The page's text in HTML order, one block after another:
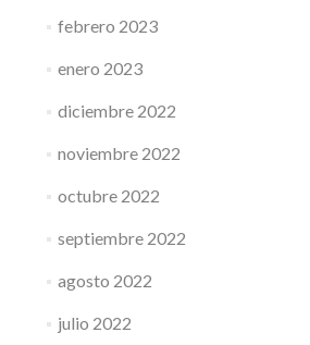
febrero 2023
enero 2023
diciembre 2022
noviembre 2022
octubre 2022
septiembre 2022
agosto 2022
julio 2022